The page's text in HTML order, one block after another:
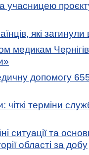
учасницею
які загинули
медикам
допомогу
чіткі терміни
ситуації та
області за добу